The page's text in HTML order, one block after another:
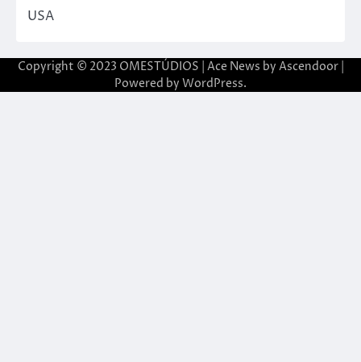
USA
Copyright © 2023 OMESTÚDIOS | Ace News by Ascendoor|
Powered by WordPress.